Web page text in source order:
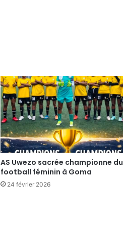
AS Uwezo sacrée championne du
football féminin à Goma
24 février 2026